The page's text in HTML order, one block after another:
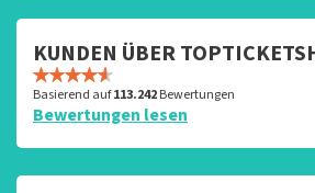
KUNDEN ÜBER
Basierend auf113.242Bewertungen
Bewertungen lesen